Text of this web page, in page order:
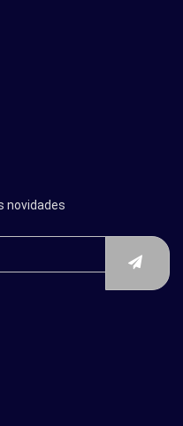
novidades